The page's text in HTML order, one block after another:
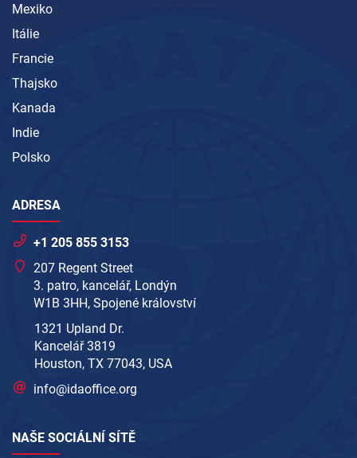
Mexiko
Itálie
Francie
Thajsko
Kanada
Indie
Polsko
ADRESA
+1 205 855 3153
207 Regent Street
3. patro, kancelář, Londýn
W1B 3HH, Spojené království
1321 Upland Dr.
Kancelář 3819
Houston, TX 77043, USA
info@idaoffice.org
NAŠE SOCIÁLNÍ SÍTĚ